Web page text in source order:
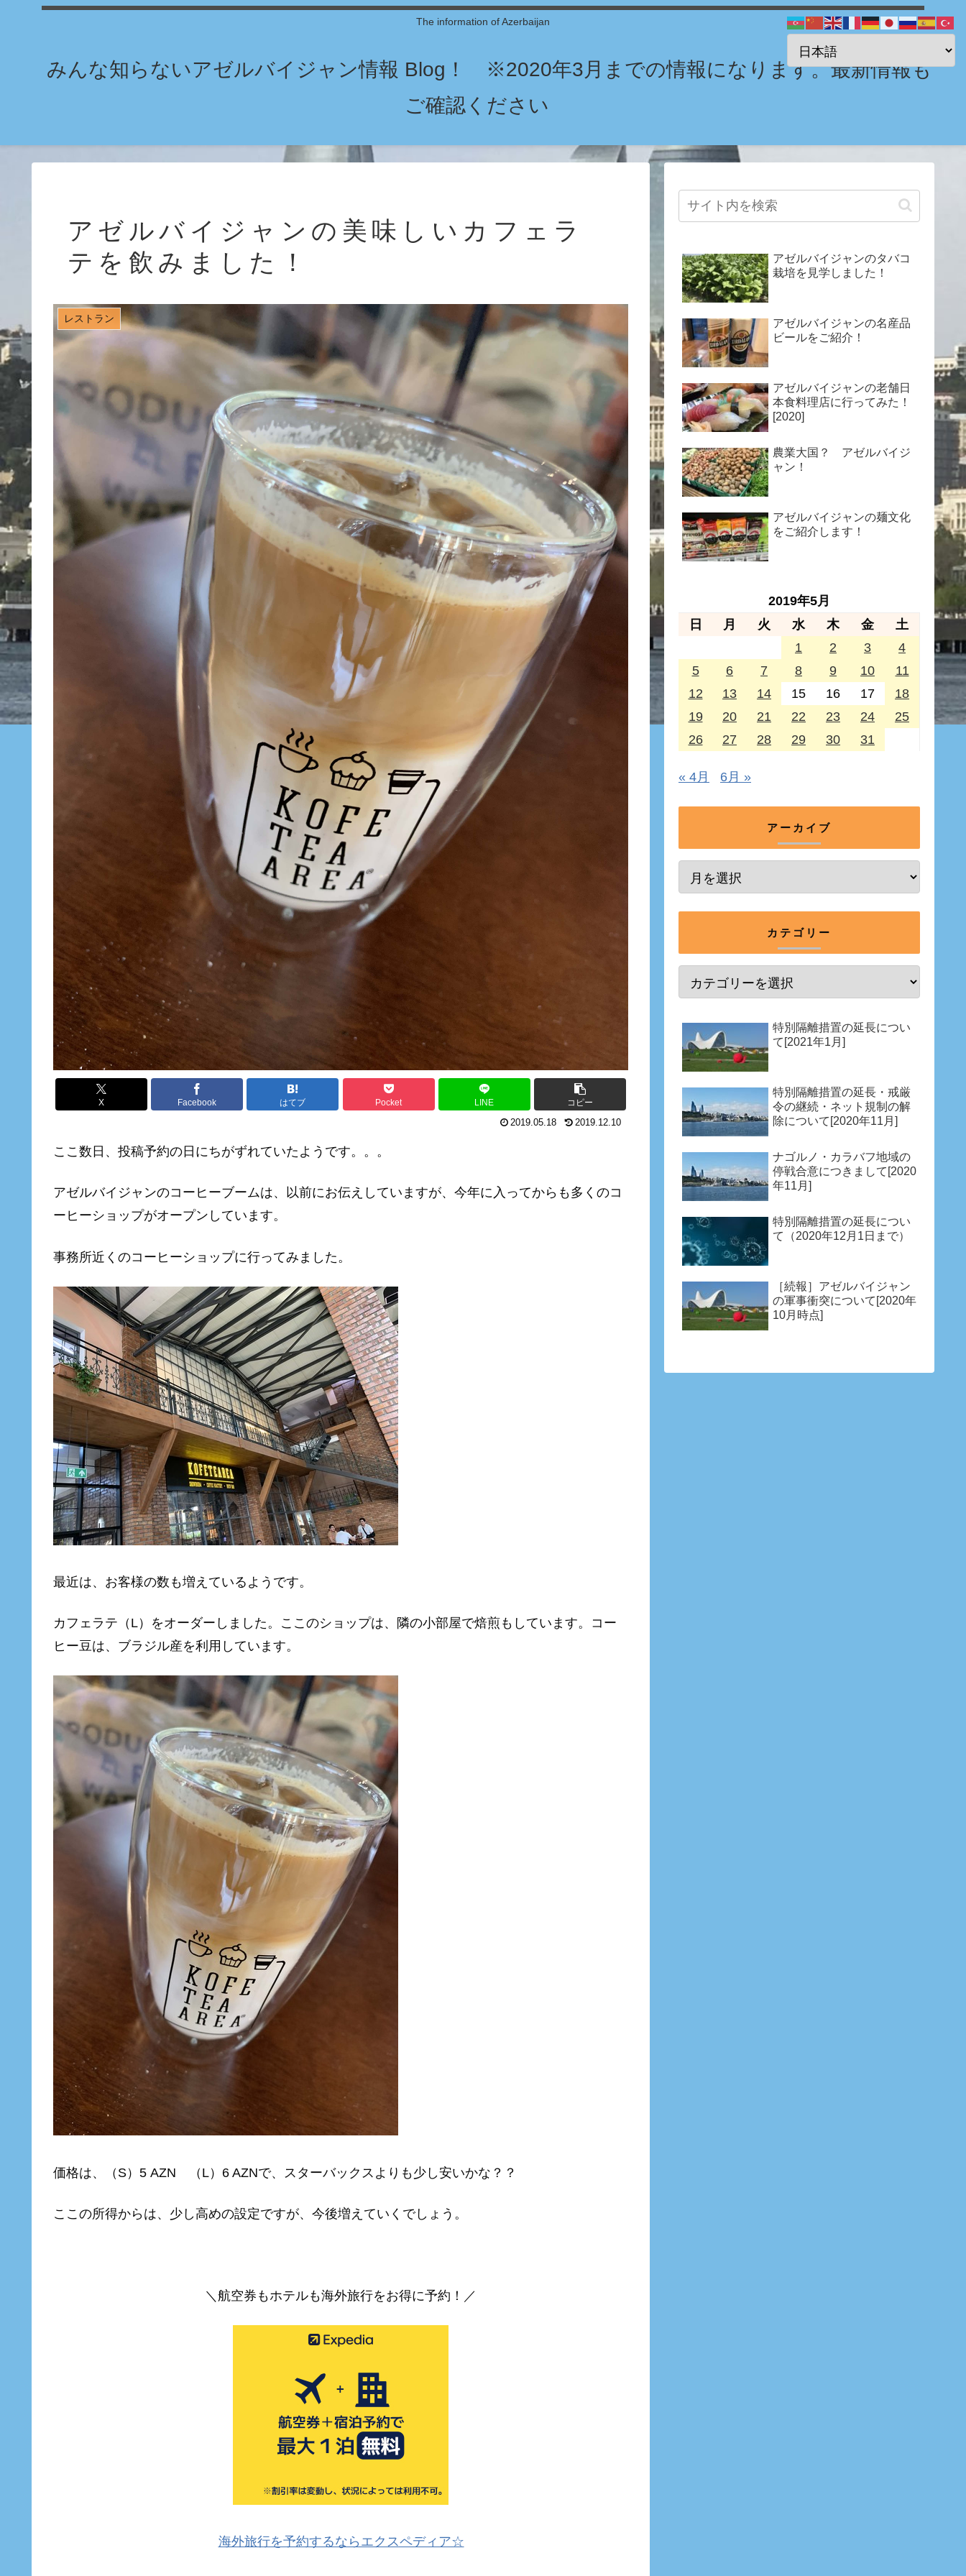
The information of Azerbaijan
みんな知らないアゼルバイジャン情報 Blog！ ※2020年3月までの情報になります。最新情報も
ご確認ください
アゼルバイジャンの美味しいカフェラ
テを飲みました！
レストラン
X Facebook はてブ Pocket LINE コピー
2019.05.18 2019.12.10
ここ数日、投稿予約の日にちがずれていたようです。。。
アゼルバイジャンのコーヒーブームは、以前にお伝えしていますが、今年に入ってからも多くのコ
ーヒーショップがオープンしています。
事務所近くのコーヒーショップに行ってみました。
最近は、お客様の数も増えているようです。
カフェラテ（L）をオーダーしました。ここのショップは、隣の小部屋で焙煎もしています。コー
ヒー豆は、ブラジル産を利用しています。
価格は、（S）5 AZN （L）6 AZNで、スターバックスよりも少し安いかな？？
ここの所得からは、少し高めの設定ですが、今後増えていくでしょう。
＼航空券もホテルも海外旅行をお得に予約！／
海外旅行を予約するならエクスペディア☆
アゼルバイジャンのタバコ
栽培を見学しました！
アゼルバイジャンの名産品
ビールをご紹介！
アゼルバイジャンの老舗日
本食料理店に行ってみた！
[2020]
農業大国？ アゼルバイジ
ャン！
アゼルバイジャンの麺文化
をご紹介します！
2019年5月
日
月 火 水 木 金
土
1
2 3
4
5
6 7 8 9 10
11
12
13 14 15 16 17
18
19
20 21 22 23 24
25
26
27 28 29 30 31
« 4月 6月 »
アーカイブ
カテゴリー
特別隔離措置の延長につい
て[2021年1月]
特別隔離措置の延長・戒厳
令の継続・ネット規制の解
除について[2020年11月]
ナゴルノ・カラバフ地域の
停戦合意につきまして[2020
年11月]
特別隔離措置の延長につい
て（2020年12月1日まで）
［続報］アゼルバイジャン
の軍事衝突について[2020年
10月時点]